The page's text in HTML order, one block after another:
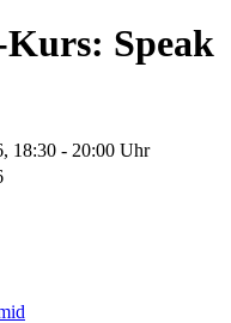
Speak
18:30 - 20:00 Uhr